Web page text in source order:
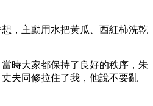
，主動用水把黃瓜、西紅柿洗乾
時大家都保持了良好的秩序，朱
夫同修拉住了我，他說不要亂